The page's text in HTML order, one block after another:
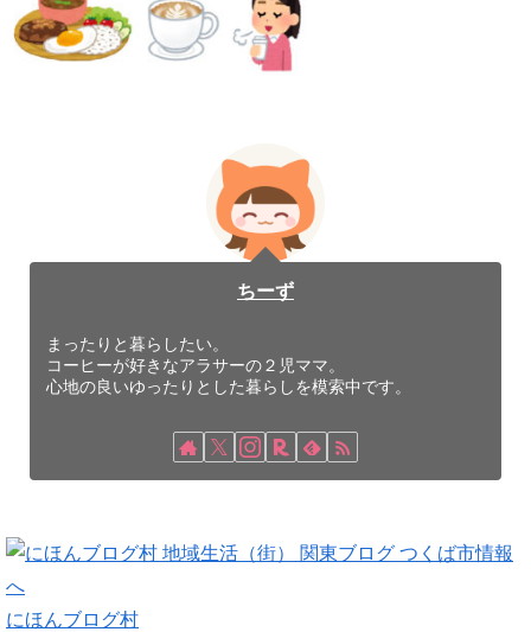
ちーず
まったりと暮らしたい。
コーヒーが好きなアラサーの２児ママ。
心地の良いゆったりとした暮らしを模索中です。
にほんブログ村